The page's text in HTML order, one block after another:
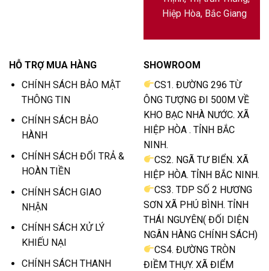
Hiệp Hòa, Bắc Giang
HỖ TRỢ MUA HÀNG
CHÍNH SÁCH BẢO MẬT
THÔNG TIN
CHÍNH SÁCH BẢO
HÀNH
CHÍNH SÁCH ĐỔI TRẢ &
HOÀN TIỀN
CHÍNH SÁCH GIAO
NHẬN
CHÍNH SÁCH XỬ LÝ
KHIẾU NẠI
CHÍNH SÁCH THANH
SHOWROOM
CS1. ĐƯỜNG 296 TỪ
ÔNG TƯỢNG ĐI 500M VỀ
KHO BẠC NHÀ NƯỚC. XÃ
HIỆP HÒA . TỈNH BẮC
NINH.
CS2. NGÃ TƯ BIỂN. XÃ
HIỆP HÒA. TỈNH BẮC NINH.
CS3. TDP SỐ 2 HƯƠNG
SƠN XÃ PHÚ BÌNH. TỈNH
THÁI NGUYÊN( ĐỐI DIỆN
NGÂN HÀNG CHÍNH SÁCH)
CS4. ĐƯỜNG TRÒN
ĐIỀM THỤY. XÃ ĐIỂM